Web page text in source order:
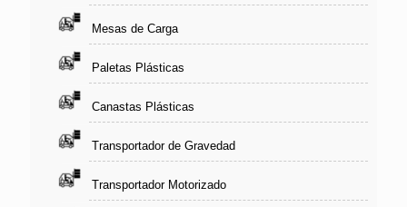
Mesas de Carga
Paletas Plásticas
Canastas Plásticas
Transportador de Gravedad
Transportador Motorizado